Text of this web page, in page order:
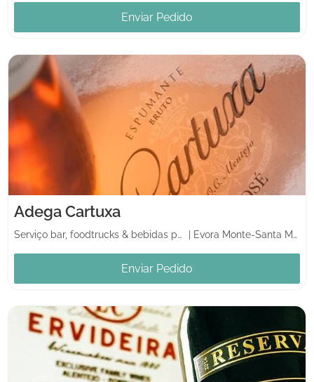
Enviar Pedido
Adega Cartuxa
Serviço bar, foodtrucks & bebidas para casamento Evora Monte-Santa Maria
Enviar Pedido